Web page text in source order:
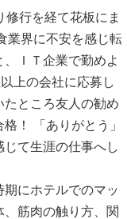
行を経て花板にま
業界に不安を感じ転
ＩＴ企業で勤めよ
上の会社に応募し
ところ友人の勧め
！ 「ありがとう」
て生涯の仕事へし
にホテルでのマッ
筋肉の触り方、関